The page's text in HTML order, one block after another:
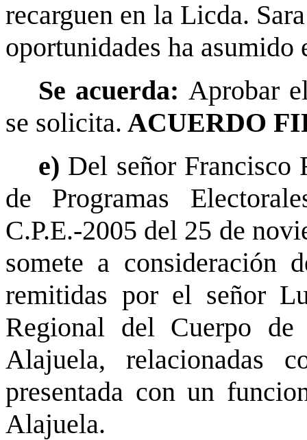
recarguen en la Licda.
oportunidades ha asumido
Se acuerda: Aprobar
se solicita. ACUERDO
e) Del señor Francisco
de Programas
C.P.E.-2005 del 25 de
somete a consideración
remitidas por el señor
Regional del Cuerpo
Alajuela, relacionadas
presentada con un
Alajuela.